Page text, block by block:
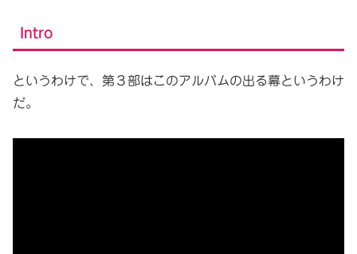
Intro
というわけで、第３部はこのアルバムの出る幕というわけ
だ。